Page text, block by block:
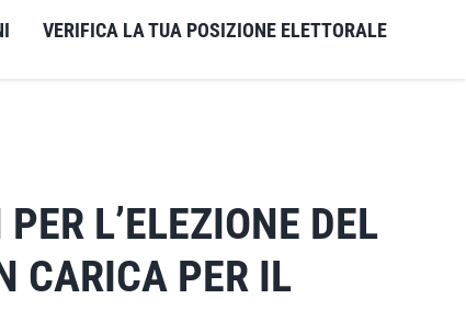
VERIFICA LA TUA POSIZIONE ELETTORALE
L’ELEZIONE DEL
CARICA PER IL